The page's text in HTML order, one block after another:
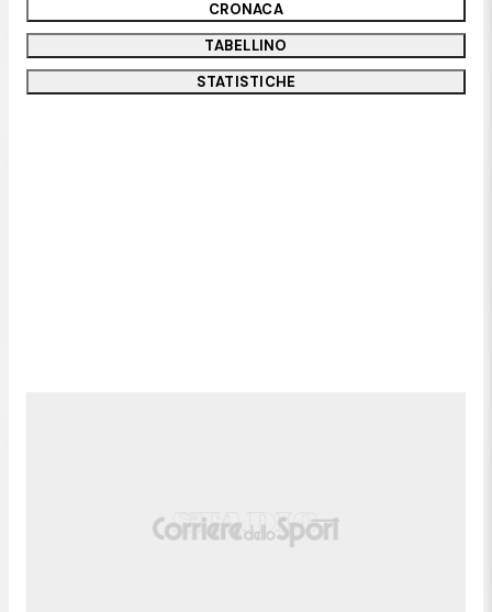
CRONACA
TABELLINO
STATISTICHE